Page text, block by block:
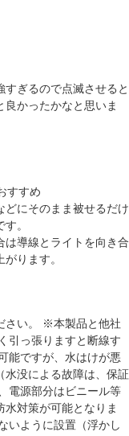
ぎるので点滅させると
かったかなと思いま
どにそのまま被せるだけ
。
は導線とライトを向き合
ります。
さい。 ※本製品と他社
引っ張りますと断線す
能ですが、水はけが悪
没による故障は、保証
電源部分はビニール等
対策が可能となりま
いように設置（浮かし